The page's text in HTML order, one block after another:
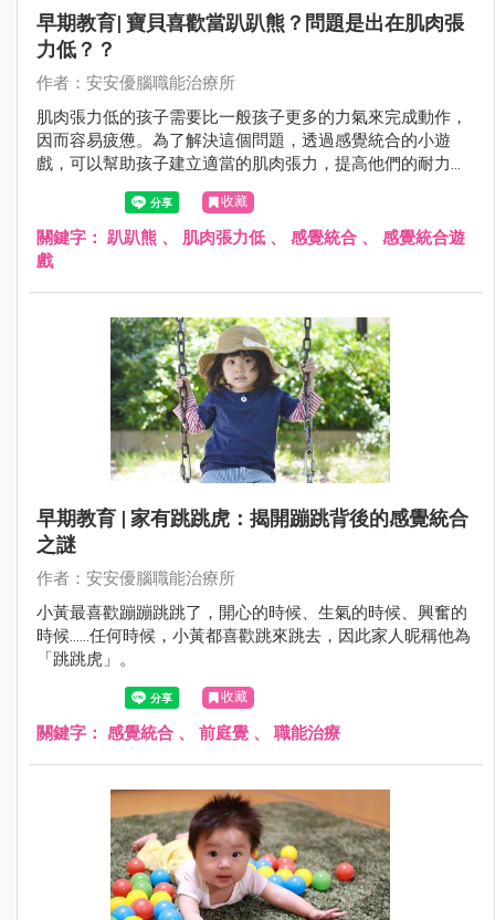
早期教育| 寶貝喜歡當趴趴熊？問題是出在肌肉張
力低？？
作者：安安優腦職能治療所
肌肉張力低的孩子需要比一般孩子更多的力氣來完成動作，
因而容易疲憊。為了解決這個問題，透過感覺統合的小遊
戲，可以幫助孩子建立適當的肌肉張力，提高他們的耐力和
身體穩定度。
收藏
關鍵字： 趴趴熊 、 肌肉張力低 、 感覺統合 、 感覺統合遊
戲
早期教育 | 家有跳跳虎：揭開蹦跳背後的感覺統合
之謎
作者：安安優腦職能治療所
小黃最喜歡蹦蹦跳跳了，開心的時候、生氣的時候、興奮的
時候……任何時候，小黃都喜歡跳來跳去，因此家人昵稱他為
「跳跳虎」。
收藏
關鍵字： 感覺統合 、 前庭覺 、 職能治療